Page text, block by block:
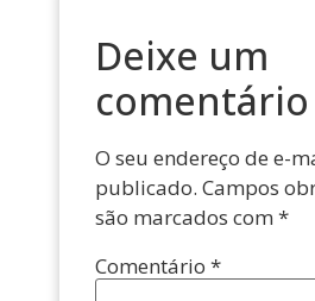
Deixe um
comentário
O seu endereço de e-
publicado. Campos
são marcados com *
Comentário *